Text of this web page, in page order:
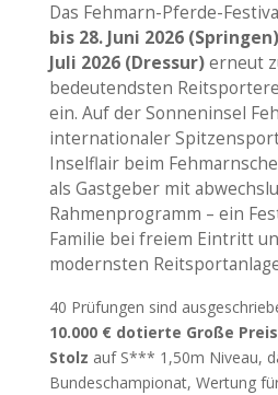
Das Fehmarn-Pferde-
bis 28. Juni 2026 (Springen)
Juli 2026 (Dressur)erneut
bedeutendsten
ein. Auf der Sonneninsel
internationaler
Inselflair beim
als Gastgeber mit
Rahmenprogramm – ein
Familie bei freiem Eintritt
modernsten
40 Prüfungen sind
10.000 € dotierte Große
Stolz auf S*** 1,50m Niveau,
Bundeschampionat, Wertung